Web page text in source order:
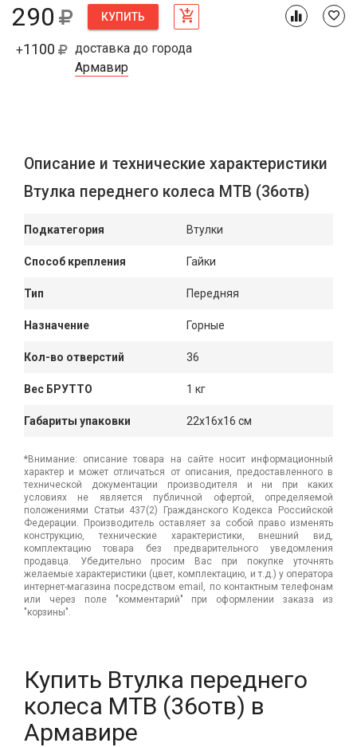
290 КУПИТЬ
+1100
доставка до города
Армавир
Описание и технические характеристики
Втулка переднего колеса МТВ (36отв)
Подкатегория Втулки
Способ крепления Гайки
Тип Передняя
Назначение Горные
Кол-во отверстий 36
Вес БРУТТО 1 кг
Габариты упаковки 22x16x16 см
*Внимание: описание товара на сайте носит информационный
характер и может отличаться от описания, предоставленного в
технической документации производителя и ни при каких
условиях не является публичной офертой, определяемой
положениями Статьи 437(2) Гражданского Кодекса Российской
Федерации. Производитель оставляет за собой право изменять
конструкцию, технические характеристики, внешний вид,
комплектацию товара без предварительного уведомления
продавца. Убедительно просим Вас при покупке уточнять
желаемые характеристики (цвет, комплектацию, и т.д.) у оператора
интернет-магазина посредством email, по контактным телефонам
или через поле "комментарий" при оформлении заказа из
"корзины".
Купить Втулка переднего
колеса МТВ (36отв) в
Армавире